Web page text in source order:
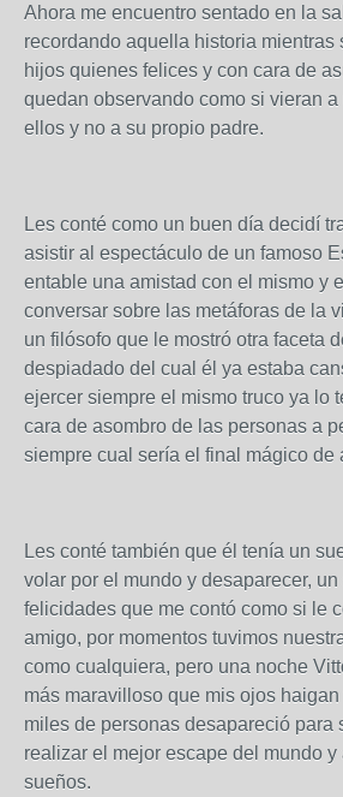
Ahora me encuentro sentado en la
recordando aquella historia mientras
hijos quienes felices y con cara de
quedan observando como si vieran a
ellos y no a su propio padre.
Les conté como un buen día decidí
asistir al espectáculo de un famoso
entable una amistad con el mismo y
conversar sobre las metáforas de la
un filósofo que le mostró otra faceta
despiadado del cual él ya estaba
ejercer siempre el mismo truco ya lo
cara de asombro de las personas a
siempre cual sería el final mágico de
Les conté también que él tenía un
volar por el mundo y desaparecer,
felicidades que me contó como si le
amigo, por momentos tuvimos
como cualquiera, pero una noche
más maravilloso que mis ojos
miles de personas desapareció para
realizar el mejor escape del mundo
sueños.